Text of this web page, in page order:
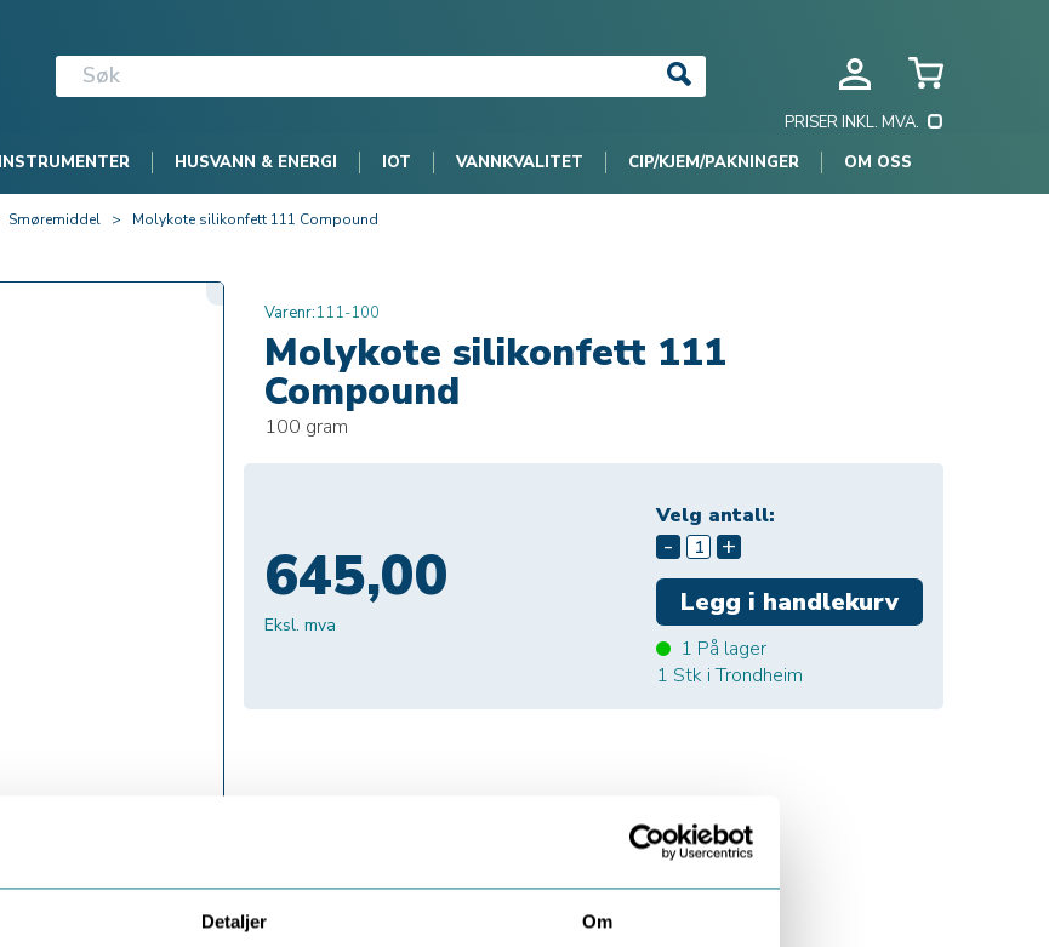
Detaljer Om
PRISER INKL. MVA.
INSTRUMENTER HUSVANN & ENERGI IOT VANNKVALITET CIP/KJEM/PAKNINGER OM OSS
Smøremiddel > Molykote silikonfett 111 Compound
Varenr:111-100
Molykote silikonfett 111
Compound
100 gram
645,00
Eksl. mva
Velg antall:
- +
1 På lager
1 Stk i Trondheim